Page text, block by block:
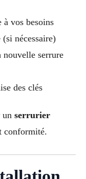
à vos besoins
nécessaire)
nouvelle serrure
des clés
un serrurier
conformité.